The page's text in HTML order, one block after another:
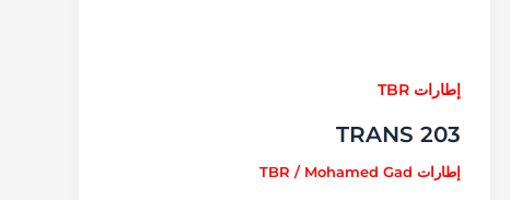
إطارات TBR
TRANS 203
إطارات TBR / Mohamed Gad